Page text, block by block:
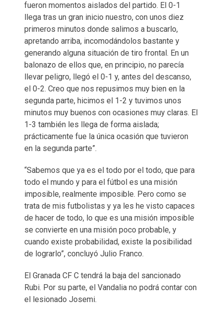
fueron momentos aislados del partido. El 0-1
llega tras un gran inicio nuestro, con unos diez
primeros minutos donde salimos a buscarlo,
apretando arriba, incomodándolos bastante y
generando alguna situación de tiro frontal. En un
balonazo de ellos que, en principio, no parecía
llevar peligro, llegó el 0-1 y, antes del descanso,
el 0-2. Creo que nos repusimos muy bien en la
segunda parte, hicimos el 1-2 y tuvimos unos
minutos muy buenos con ocasiones muy claras. El
1-3 también les llega de forma aislada;
prácticamente fue la única ocasión que tuvieron
en la segunda parte”.
“Sabemos que ya es el todo por el todo, que para
todo el mundo y para el fútbol es una misión
imposible, realmente imposible. Pero como se
trata de mis futbolistas y ya les he visto capaces
de hacer de todo, lo que es una misión imposible
se convierte en una misión poco probable, y
cuando existe probabilidad, existe la posibilidad
de lograrlo”, concluyó Julio Franco.
El Granada CF C tendrá la baja del sancionado
Rubi. Por su parte, el Vandalia no podrá contar con
el lesionado Josemi.